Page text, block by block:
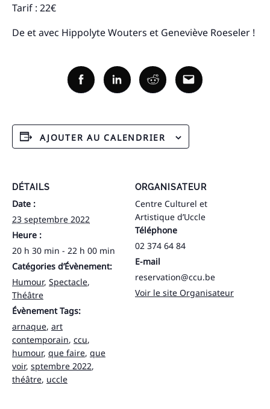
Tarif : 22€
De et avec Hippolyte Wouters et Geneviève Roeseler !
FacebookLinkedinRedditEmail
AJOUTER AU CALENDRIER
DÉTAILS
Date :
23 septembre 2022
Heure :
20 h 30 min - 22 h 00 min
Catégories d’Évènement:
Humour, Spectacle,
Théâtre
Évènement Tags:
arnaque, art
contemporain, ccu,
humour, que faire, que
voir, sptembre 2022,
théâtre, uccle
ORGANISATEUR
Centre Culturel et
Artistique d’Uccle
Téléphone
02 374 64 84
E-mail
reservation@ccu.be
Voir le site Organisateur